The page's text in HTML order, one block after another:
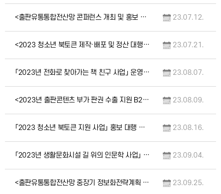
<출판유통통합전산망 콘퍼런스 개최 및 홍보 용역> 입찰 공고(긴급) 23.07.12.
<2023 청소년 북토큰 제작·배포 및 정산 대행 용역> 입찰공고(중앙조달 / 긴급) 23.07.21.
「2023년 전화로 찾아가는 책 친구 사업」 운영 대행 용역 입찰공고(긴급) 23.08.07.
<2023년 출판콘텐츠 부가 판권 수출 지원 B2B 해외 상담회 대행 용역> 입찰공고(중앙… 23.08.09.
「2023 청소년 북토큰 지원 사업」 홍보 대행 용역 입찰공고(긴급) 23.08.16.
「2023년 생활문화시설 길 위의 인문학 사업」 만족도 조사 용역 입찰 공고(긴급) 23.09.04.
<출판유통통합전산망 중장기 정보화전략계획 구축 용역> 입찰공고(중앙조달 / 긴급) 23.09.25.